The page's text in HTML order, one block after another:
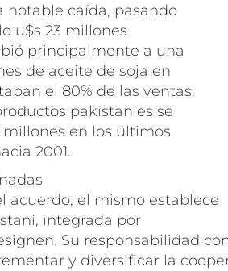
notable caída, pasando
u$s 23 millones
principalmente a una
de aceite de soja en
el 80% de las ventas.
pakistaníes se
en los últimos
2001.
acuerdo, el mismo establece
integrada por
Su responsabilidad
y diversificar la